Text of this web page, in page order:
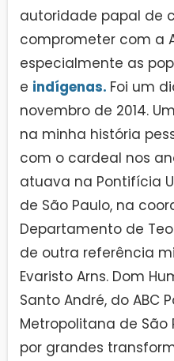
autoridade papal de
comprometer com a
especialmente as
e indígenas. Foi um
novembro de 2014.
na minha história
com o cardeal nos
atuava na Pontifícia
de São Paulo, na
Departamento de
de outra referência
Evaristo Arns. Dom
Santo André, do ABC
Metropolitana de São
por grandes